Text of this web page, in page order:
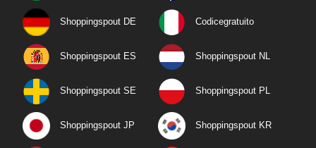
Shoppingspout DE Codicegratuito
Shoppingspout ES Shoppingspout NL
Shoppingspout SE Shoppingspout PL
Shoppingspout JP Shoppingspout KR